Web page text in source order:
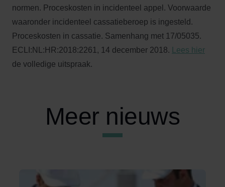
normen. Proceskosten in incidenteel appel. Voorwaarde
waaronder incidenteel cassatieberoep is ingesteld.
Proceskosten in cassatie. Samenhang met 17/05035.
ECLI:NL:HR:2018:2261, 14 december 2018.
Lees hier
de volledige uitspraak.
Meer nieuws